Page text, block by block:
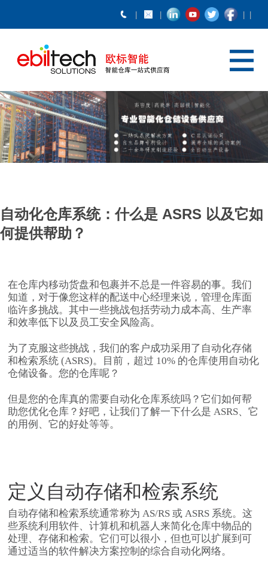
自动化仓库系统：什么是 ASRS 以及它如
何提供帮助？
在仓库内移动货盘和包裹并不总是一件容易的事。我们
知道，对于像您这样的配送中心经理来说，管理仓库面
临许多挑战。其中一些挑战包括劳动力成本高、生产率
和效率低下以及员工安全风险高。
为了克服这些挑战 ，我们的客户成功采用了自动化存储
和检索系统 (ASRS)。目前，超过 10% 的仓库使用自动化
仓储设备。您的仓库呢？
但是您的仓库真的需要自动化仓库系统吗？它们如何帮
助您优化仓库？好吧，让我们了解一下什么是 ASRS、它
的用例、它的好处等等。
定义自动存储和检索系统
自动存储和检索系统通常称为 AS/RS 或 ASRS 系统。这
些系统利用软件、计算机和机器人来简化仓库中物品的
处理、存储和检索。它们可以很小，但也可以扩展到可
通过适当的软件解决方案控制的综合自动化网络。